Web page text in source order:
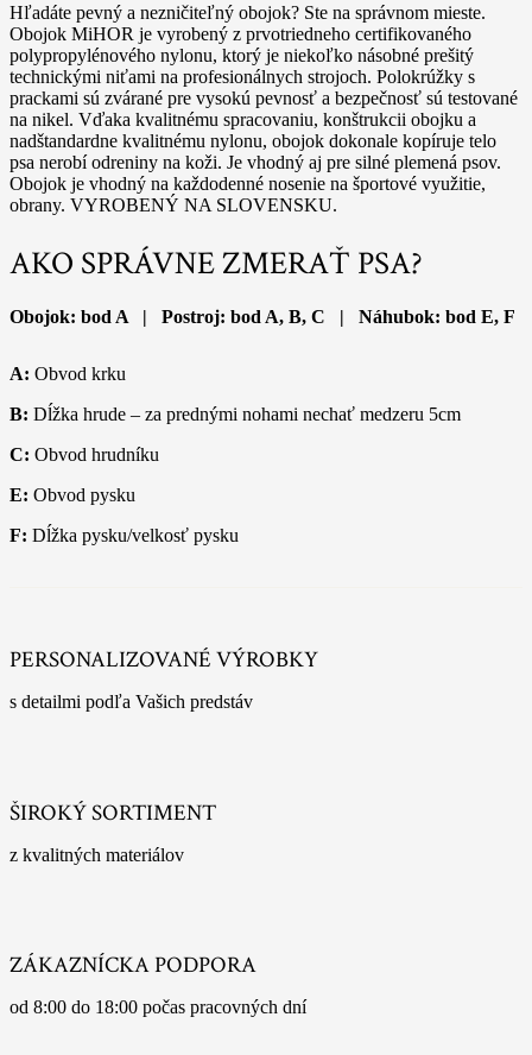
Hľadáte pevný a nezničiteľný obojok? Ste na správnom mieste.
Obojok MiHOR je vyrobený z prvotriedneho certifikovaného
polypropylénového nylonu, ktorý je niekoľko násobné prešitý
technickými niťami na profesionálnych strojoch. Polokrúžky s
prackami sú zvárané pre vysokú pevnosť a bezpečnosť sú testované
na nikel. Vďaka kvalitnému spracovaniu, konštrukcii obojku a
nadštandardne kvalitnému nylonu, obojok dokonale kopíruje telo
psa nerobí odreniny na koži. Je vhodný aj pre silné plemená psov.
Obojok je vhodný na každodenné nosenie na športové využitie,
obrany. VYROBENÝ NA SLOVENSKU.
AKO SPRÁVNE ZMERAŤ PSA?
Obojok: bod A | Postroj: bod A, B, C | Náhubok: bod E, F
A: Obvod krku
B: Dĺžka hrude – za prednými nohami nechať medzeru 5cm
C: Obvod hrudníku
E: Obvod pysku
F: Dĺžka pysku/velkosť pysku
PERSONALIZOVANÉ VÝROBKY
s detailmi podľa Vašich predstáv
ŠIROKÝ SORTIMENT
z kvalitných materiálov
ZÁKAZNÍCKA PODPORA
od 8:00 do 18:00 počas pracovných dní